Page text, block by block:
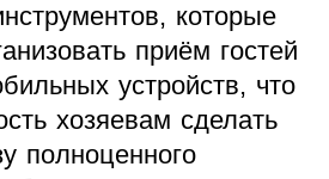
которые
приём гостей
устройств, что
хозяевам сделать
полноценного